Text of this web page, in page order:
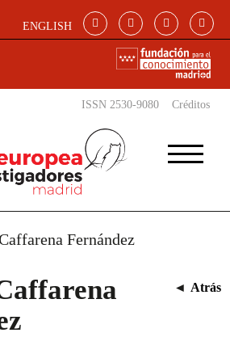
ENGLISH
ISSN 2530-9080 Créditos
Fernández
◄ Atrás